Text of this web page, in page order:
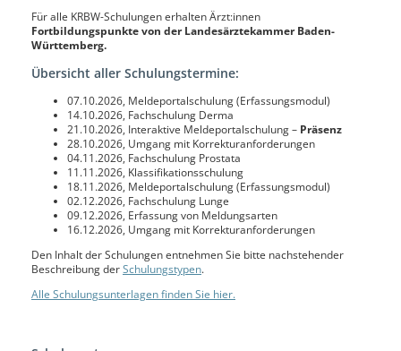
Für alle KRBW-Schulungen erhalten Ärzt:innen
Fortbildungspunkte von der Landesärztekammer Baden-
Württemberg.
Übersicht aller Schulungstermine:
07.10.2026, Meldeportalschulung (Erfassungsmodul)
14.10.2026, Fachschulung Derma
21.10.2026, Interaktive Meldeportalschulung – Präsenz
28.10.2026, Umgang mit Korrekturanforderungen
04.11.2026, Fachschulung Prostata
11.11.2026, Klassifikationsschulung
18.11.2026, Meldeportalschulung (Erfassungsmodul)
02.12.2026, Fachschulung Lunge
09.12.2026, Erfassung von Meldungsarten
16.12.2026, Umgang mit Korrekturanforderungen
Den Inhalt der Schulungen entnehmen Sie bitte nachstehender
Beschreibung derSchulungstypen.
Alle Schulungsunterlagen finden Sie hier.